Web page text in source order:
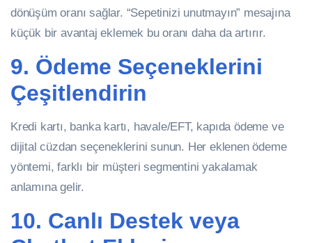
dönüşüm oranı sağlar. “Sepetinizi unutmayın” mesajına
küçük bir avantaj eklemek bu oranı daha da artırır.
9. Ödeme Seçeneklerini
Çeşitlendirin
Kredi kartı, banka kartı, havale/EFT, kapıda ödeme ve
dijital cüzdan seçeneklerini sunun. Her eklenen ödeme
yöntemi, farklı bir müşteri segmentini yakalamak
anlamına gelir.
10. Canlı Destek veya